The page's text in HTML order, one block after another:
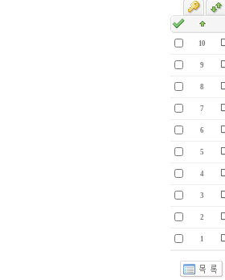
10
9
8
7
6
5
4
3
2
1